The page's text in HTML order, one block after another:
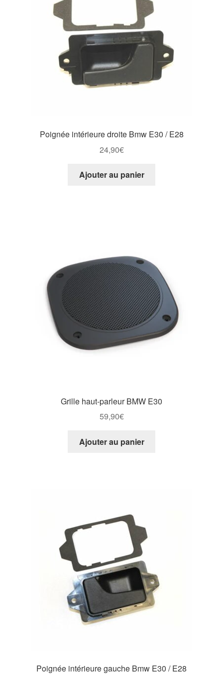
Poignée intérieure droite Bmw E30 / E28
24,90€
Ajouter au panier
Grille haut-parleur BMW E30
59,90€
Ajouter au panier
Poignée intérieure gauche Bmw E30 / E28